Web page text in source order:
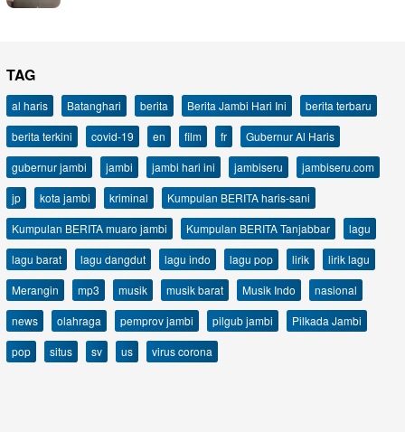
TAG
al haris Batanghari berita Berita Jambi Hari Ini
berita terbaru
berita terkini
covid-19 en film fr
Gubernur Al Haris
gubernur jambi
jambi jambi hari ini jambiseru
jambiseru.com
jp
kota jambi kriminal
Kumpulan BERITA haris-sani
Kumpulan BERITA muaro jambi
Kumpulan BERITA Tanjabbar
lagu
lagu barat
lagu dangdut lagu indo lagu pop lirik
lirik lagu
Merangin
mp3 musik musik barat Musik Indo
nasional
news
olahraga pemprov jambi pilgub jambi
Pilkada Jambi
pop
situs sv us virus corona